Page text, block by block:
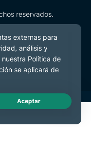
reservados.
Live Chat